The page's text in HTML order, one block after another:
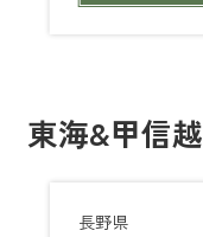
東海&甲信越
長野県